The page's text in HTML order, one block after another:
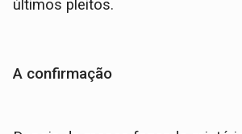
últimos pleitos.
A confirmação